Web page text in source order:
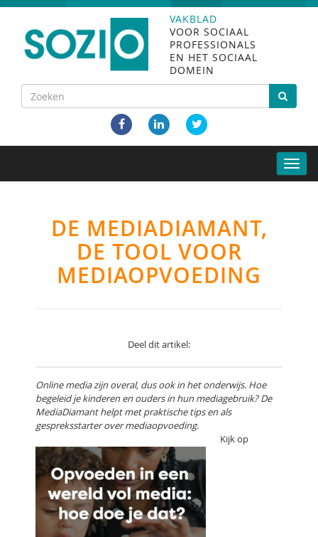
VAKBLAD
VOOR SOCIAAL
PROFESSIONALS
EN HET SOCIAAL
DOMEIN
Toggle
DE MEDIADIAMANT,
DE TOOL VOOR
MEDIAOPVOEDING
Deel dit artikel:
Online media zijn overal, dus ook in het onderwijs. Hoe
begeleid je kinderen en ouders in hun mediagebruik? De
MediaDiamant helpt met praktische tips en als
gespreksstarter over mediaopvoeding.
Kijk op